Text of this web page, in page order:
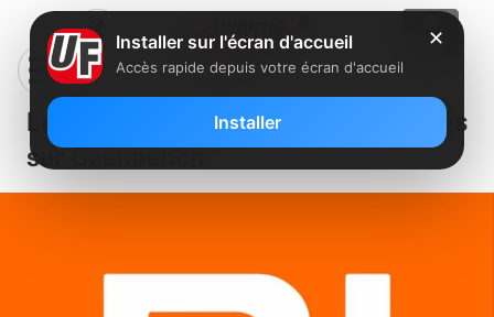
Le Redmi K20 montre ses capacités
sur Geekbench
✕
Installer sur l'écran d'accueil
Accès rapide depuis votre écran d'accueil
Installer